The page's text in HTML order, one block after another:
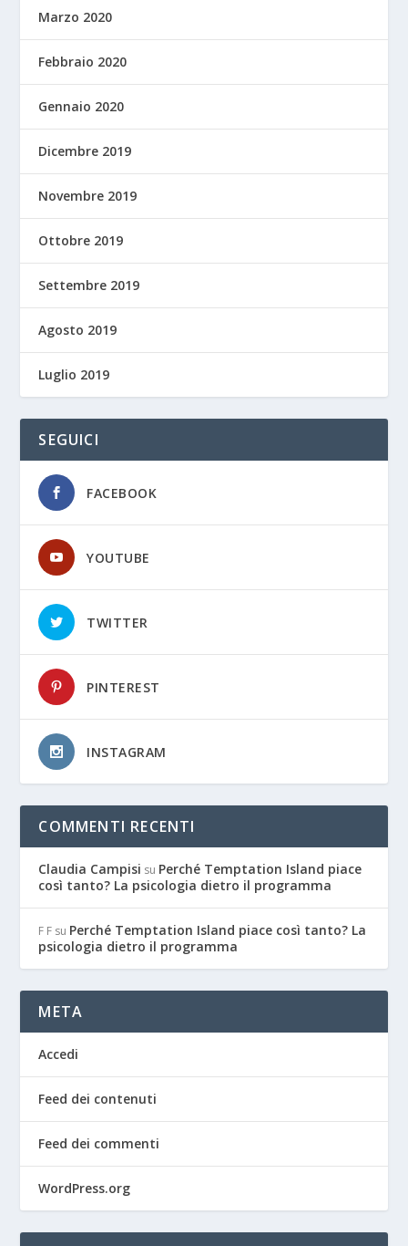
Marzo 2020
Febbraio 2020
Gennaio 2020
Dicembre 2019
Novembre 2019
Ottobre 2019
Settembre 2019
Agosto 2019
Luglio 2019
SEGUICI
FACEBOOK
YOUTUBE
TWITTER
PINTEREST
INSTAGRAM
COMMENTI RECENTI
Claudia Campisi su Perché Temptation Island piace
così tanto? La psicologia dietro il programma
F F su Perché Temptation Island piace così tanto? La
psicologia dietro il programma
META
Accedi
Feed dei contenuti
Feed dei commenti
WordPress.org